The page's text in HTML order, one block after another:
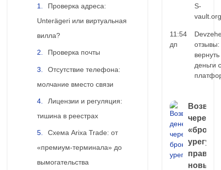
Проверка адреса:
Unterägeri или виртуальная
вилла?
Проверка почты
Отсутствие телефона:
молчание вместо связи
Лицензии и регуляция:
тишина в реестрах
Схема Arixa Trade: от
«премиум‑терминала» до
вымогательства
S-
vault.org
11:54
дп
отзывы:
вернуть
деньги с
через
правда
новый